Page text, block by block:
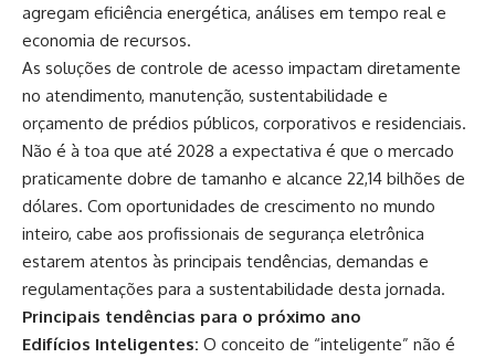
agregam eficiência energética, análises em tempo real e
economia de recursos.
As soluções de controle de acesso impactam diretamente
no atendimento, manutenção, sustentabilidade e
orçamento de prédios públicos, corporativos e residenciais.
Não é à toa que até 2028 a expectativa é que o mercado
praticamente dobre de tamanho e alcance 22,14 bilhões de
dólares. Com oportunidades de crescimento no mundo
inteiro, cabe aos profissionais de segurança eletrônica
estarem atentos às principais tendências, demandas e
regulamentações para a sustentabilidade desta jornada.
Principais tendências para o próximo ano
Edifícios Inteligentes: O conceito de “inteligente” não é